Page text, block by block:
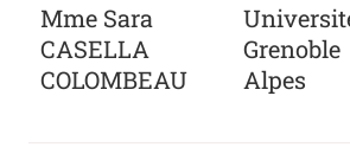
Mme Sara
CASELLA
COLOMBEAU
Grenoble
Alpes